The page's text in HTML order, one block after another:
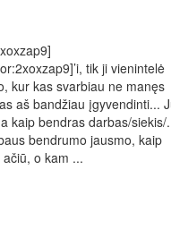
tik ji vienintelė
kur kas svarbiau ne manęs
aš bandžiau įgyvendinti...
kaip bendras darbas/siekis/
bendrumo jausmo, kaip
o kam ...